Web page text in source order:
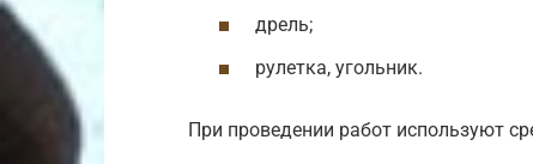
дрель;
рулетка, угольник.
При проведении работ используют